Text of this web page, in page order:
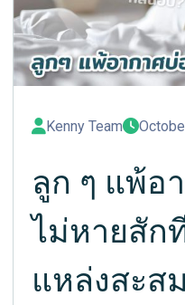
Kenny Team
ลูก ๆ แพ้อ
ไม่หายสัก
แหล่งสะส